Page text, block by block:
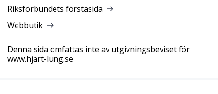
Riksförbundets förstasida
Webbutik
Denna sida omfattas inte av utgivningsbeviset för
www.hjart-lung.se